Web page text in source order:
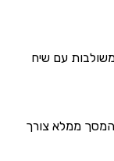
עם שיח
המסך ממלא צורך